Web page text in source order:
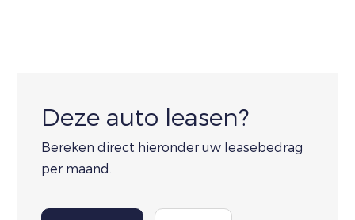
Deze auto leasen?
Bereken direct hieronder uw leasebedrag
per maand.